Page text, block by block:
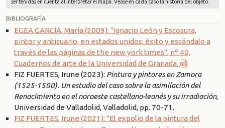
ser tenidas en cuenta al interpretar el mapa. Véase en cada caso la historia del objeto.
BIBLIOGRAFÍA
EGEA GARCÍA, María (2009): "Ignacio León y Escosura,
pintor y anticuario, en estados unidos: éxito y escándalo a
través de las páginas de the new york times", nº 40,
Cuadernos de arte de la Universidad de Granada.
FIZ FUERTES, Irune (2023): Pintura y pintores en Zamora
(1525-1580). Un estudio del caso sobre la asimilación del
Renacimiento en el noroeste castellano-leonés y su irradiación,
Universidad de Valladolid, Valladolid, pp. 70-71.
FIZ FUERTES, Irune (2021): "El expolio de la pintura del